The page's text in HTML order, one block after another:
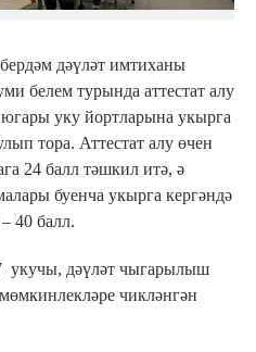
дәүләт имтиханы
белем турында аттестат алу
уку йортларына укырга
тора. Аттестат алу өчен
24 балл тәшкил итә, ә
буенча укырга кергәндә
40 балл.
укучы, дәүләт чыгарылыш
чикләнгән